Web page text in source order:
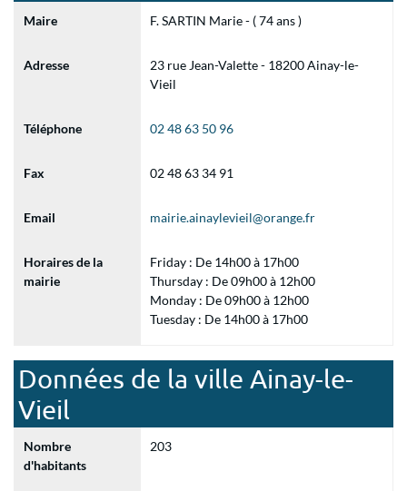
Maire F. SARTIN Marie - ( 74 ans )
Adresse
23 rue Jean-Valette - 18200 Ainay-le-
Vieil
Téléphone 02 48 63 50 96
Fax 02 48 63 34 91
Email mairie.ainaylevieil@orange.fr
Horaires de la
mairie
Friday : De 14h00 à 17h00
Thursday : De 09h00 à 12h00
Monday : De 09h00 à 12h00
Tuesday : De 14h00 à 17h00
Données de la ville Ainay-le-
Vieil
Nombre
d'habitants
203